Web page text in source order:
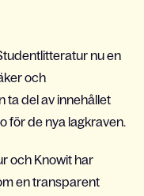
nu en
och
ta del av innehållet
för de nya lagkraven.
och Knowit har
en transparent